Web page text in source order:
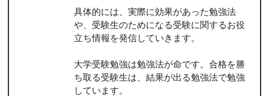
具体的には、実際に効果があった勉強法
や、受験生のためになる受験に関するお役
立ち情報を発信していきます。
大学受験勉強は勉強法が命です。合格を勝
ち取る受験生は、結果が出る勉強法で勉強
しています。